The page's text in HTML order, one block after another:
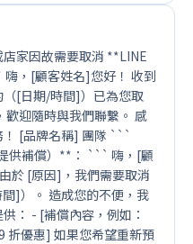
家因故需要取消 **LINE
，[顧客姓名]您好！ 收到
[日期/時間]）已為您取
迎隨時與我們聯繫。 感
！ [品牌名稱] 團隊 ```
供補償）**： ``` 嗨，[顧
於 [原因]，我們需要取消
]）。 造成您的不便，我
： - [補償內容，例如：
折優惠] 如果您希望重新預